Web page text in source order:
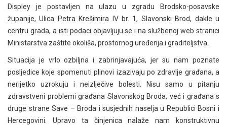
Displey je postavljen na ulazu u zgradu Brodsko-posavske
županije, Ulica Petra Krešimira IV br. 1, Slavonski Brod, dakle u
centru grada, a isti podaci objavljuju se i na službenoj web stranici
Ministarstva zaštite okoliša, prostornog uređenja i graditeljstva.
Situacija je vrlo ozbiljna i zabrinjavajuća, jer su nam poznate
posljedice koje spomenuti plinovi izazivaju po zdravlje građana, a
nerijetko uzrokuju i neizlječive bolesti. Nisu samo u pitanju
zdravstveni problemi građana Slavonskog Broda, već i građana s
druge strane Save – Broda i susjednih naselja u Republici Bosni i
Hercegovini. Upravo ta činjenica nalaže nam konstruktivnu